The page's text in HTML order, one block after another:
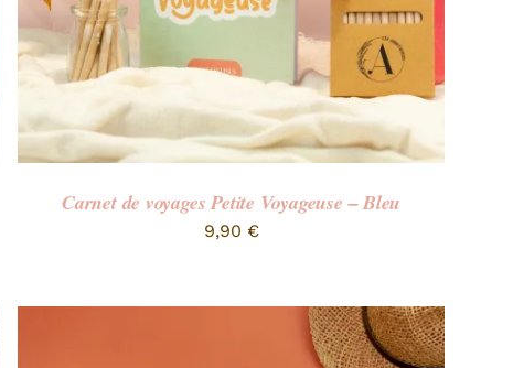
Carnet de voyages Petite Voyageuse – Bleu
9,90 €